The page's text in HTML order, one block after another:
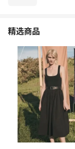
精选商品